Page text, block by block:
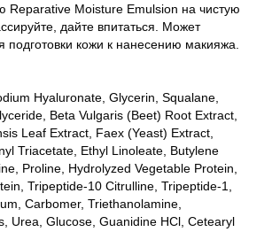
Reparative Moisture Emulsion на чистую
дайте впитаться. Может
подготовки кожи к нанесению макияжа.
Hyaluronate, Glycerin, Squalane,
Beta Vulgaris (Beet) Root Extract,
Leaf Extract, Faex (Yeast) Extract,
Triacetate, Ethyl Linoleate, Butylene
Proline, Hydrolyzed Vegetable Protein,
Tripeptide-10 Citrulline, Tripeptide-1,
Carbomer, Triethanolamine,
Urea, Glucose, Guanidine HCl, Cetearyl